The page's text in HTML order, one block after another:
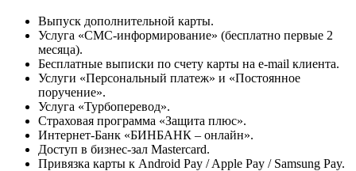
Выпуск дополнительной карты.
Услуга «СМС-информирование» (бесплатно первые 2
месяца).
Бесплатные выписки по счету карты на e-mail клиента.
Услуги «Персональный платеж» и «Постоянное
поручение».
Услуга «Турбоперевод».
Страховая программа «Защита плюс».
Интернет-Банк «БИНБАНК – онлайн».
Доступ в бизнес-зал Mastercard.
Привязка карты к Android Pay / Apple Pay / Samsung Pay.